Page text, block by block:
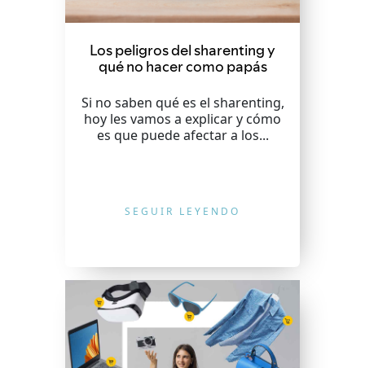
Los peligros del sharenting y
qué no hacer como papás
Si no saben qué es el sharenting,
hoy les vamos a explicar y cómo
es que puede afectar a los...
SEGUIR LEYENDO